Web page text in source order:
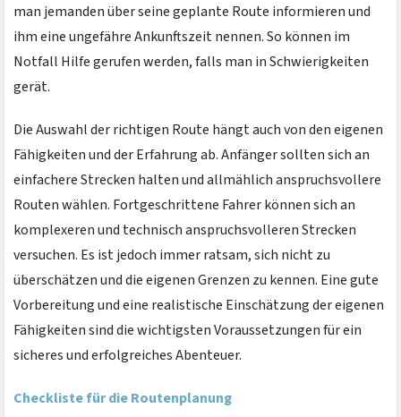
man jemanden über seine geplante Route informieren und
ihm eine ungefähre Ankunftszeit nennen. So können im
Notfall Hilfe gerufen werden, falls man in Schwierigkeiten
gerät.
Die Auswahl der richtigen Route hängt auch von den eigenen
Fähigkeiten und der Erfahrung ab. Anfänger sollten sich an
einfachere Strecken halten und allmählich anspruchsvollere
Routen wählen. Fortgeschrittene Fahrer können sich an
komplexeren und technisch anspruchsvolleren Strecken
versuchen. Es ist jedoch immer ratsam, sich nicht zu
überschätzen und die eigenen Grenzen zu kennen. Eine gute
Vorbereitung und eine realistische Einschätzung der eigenen
Fähigkeiten sind die wichtigsten Voraussetzungen für ein
sicheres und erfolgreiches Abenteuer.
Checkliste für die Routenplanung